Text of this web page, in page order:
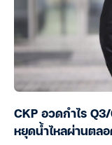
CKP อวดกำไร
หยุดน้ำไหลผ่านตล